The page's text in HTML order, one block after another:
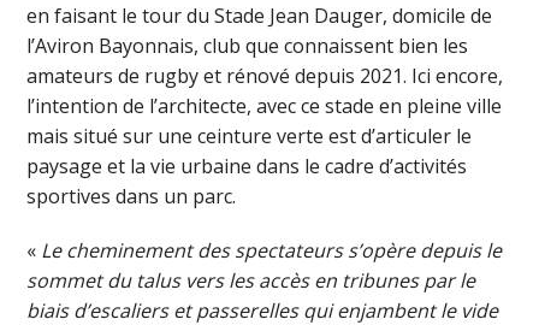
en faisant le tour du Stade Jean Dauger, domicile de
l’Aviron Bayonnais, club que connaissent bien les
amateurs de rugby et rénové depuis 2021. Ici encore,
l’intention de l’architecte, avec ce stade en pleine ville
mais situé sur une ceinture verte est d’articuler le
paysage et la vie urbaine dans le cadre d’activités
sportives dans un parc.
« Le cheminement des spectateurs s’opère depuis le
sommet du talus vers les accès en tribunes par le
biais d’escaliers et passerelles qui enjambent le vide